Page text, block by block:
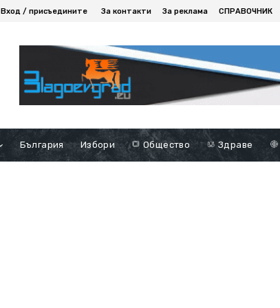
Вход / присъедините За контакти За реклама СПРАВОЧНИК
България Избори Общество Здраве